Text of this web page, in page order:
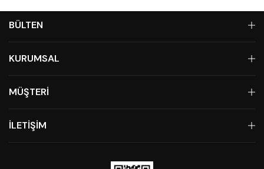
BÜLTEN
KURUMSAL
MÜŞTERİ
İLETİŞİM